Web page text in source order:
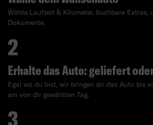
Wähle Laufzeit & Kilometer, buchbare Extras,
Dokumente.
Erhalte das Auto: geliefert
Egal wo du bist, wir bringen dir das Auto bis
am von dir gewählten Tag.